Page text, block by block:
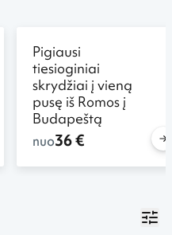
Pigiausi
tiesioginiai
skrydžiai į vieną
pusę iš Romos į
Budapeštą
nuo36 €